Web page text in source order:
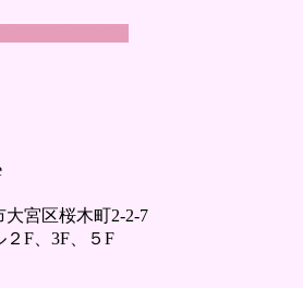
宮区桜木町2-2-7
F、3F、５F